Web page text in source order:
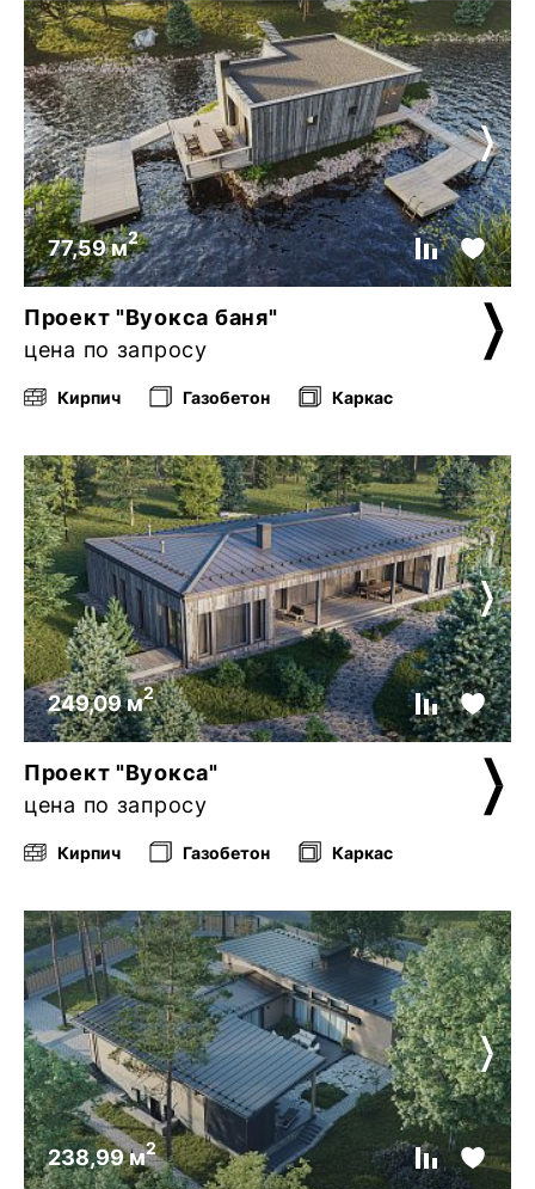
77,59 м2
Проект "Вуокса баня"
цена по запросу
Кирпич Газобетон Каркас
249,09 м2
Проект "Вуокса"
цена по запросу
Кирпич Газобетон Каркас
238,99 м2